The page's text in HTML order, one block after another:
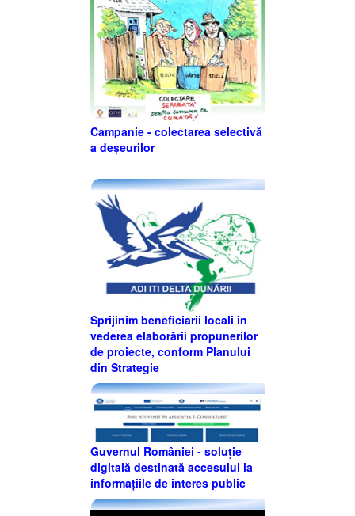
Campanie - colectarea selectivă
a deșeurilor
Sprijinim beneficiarii locali în
vederea elaborării propunerilor
de proiecte, conform Planului
din Strategie
Guvernul României - soluție
digitală destinată accesului la
informațiile de interes public